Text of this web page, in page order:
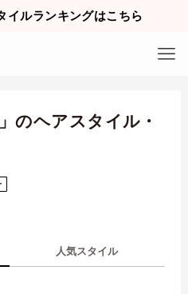
イルランキングはこちら
のヘアスタイル・
人気スタイル